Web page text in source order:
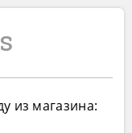
из магазина: